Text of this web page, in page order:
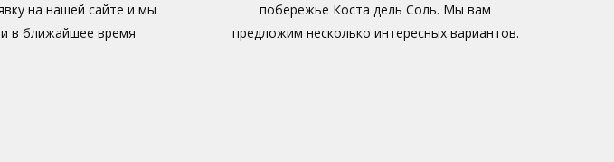
на нашей сайте и мы
в ближайшее время
побережье Коста дель Соль. Мы вам
предложим несколько интересных вариантов.